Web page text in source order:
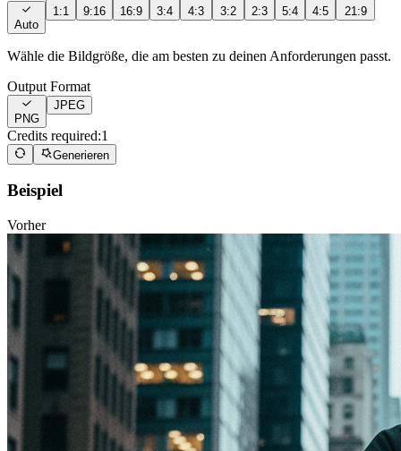
Auto
1:1 9:16 16:9 3:4 4:3 3:2 2:3 5:4 4:5 21:9
Wähle die Bildgröße, die am besten zu deinen Anforderungen passt.
Output Format
PNG
JPEG
Credits required:1
Generieren
Beispiel
Vorher